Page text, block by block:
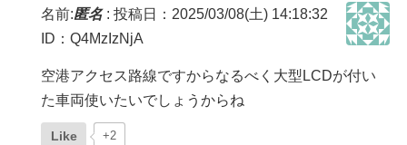
名前:匿名: 投稿日：2025/03/08(土) 14:18:32
ID：Q4MzIzNjA
空港アクセス路線ですからなるべく大型LCDが付い
た車両使いたいでしょうからね
Like +2